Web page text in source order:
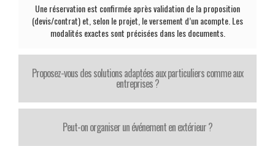
Une réservation est confirmée après validation de la proposition
(devis/contrat) et, selon le projet, le versement d’un acompte. Les
modalités exactes sont précisées dans les documents.
Proposez-vous des solutions adaptées aux particuliers comme aux
entreprises ?
Peut-on organiser un événement en extérieur ?